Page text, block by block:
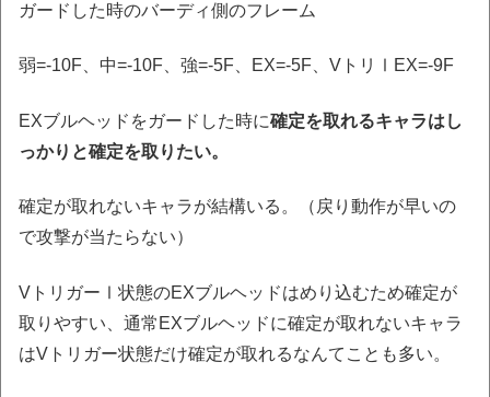
ガードした時のバーディ側のフレーム
弱=-10F、中=-10F、強=-5F、EX=-5F、VトリⅠEX=-9F
EXブルヘッドをガードした時に確定を取れるキャラはし
っかりと確定を取りたい。
確定が取れないキャラが結構いる。（戻り動作が早いの
で攻撃が当たらない）
VトリガーⅠ状態のEXブルヘッドはめり込むため確定が
取りやすい、通常EXブルヘッドに確定が取れないキャラ
はVトリガー状態だけ確定が取れるなんてことも多い。